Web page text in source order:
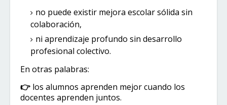
no puede existir mejora escolar sólida sin
colaboración,
ni aprendizaje profundo sin desarrollo
profesional colectivo.
En otras palabras:
👉 los alumnos aprenden mejor cuando los
docentes aprenden juntos.